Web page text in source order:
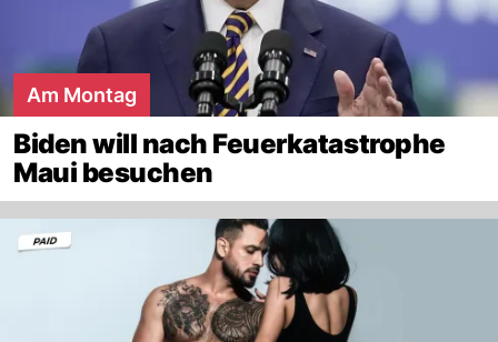
Am Montag
Biden will nach Feuerkatastrophe
Maui besuchen